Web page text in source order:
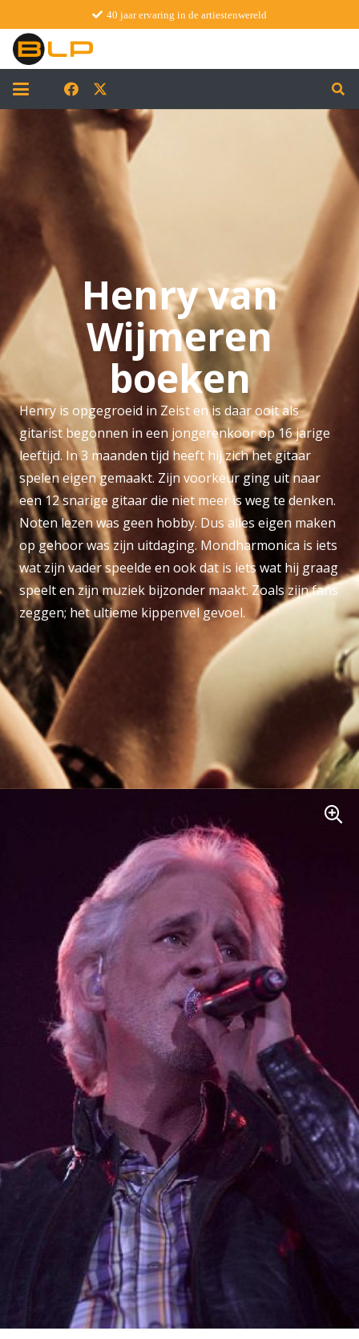
40 jaar ervaring in de artiestenwereld
Henry van
Wijmeren
boeken
Henry is opgegroeid in Zeist en is daar ooit als
gitarist begonnen in een jongerenkoor op 16 jarige
leeftijd. In 3 maanden tijd heeft hij zich het gitaar
spelen eigen gemaakt. Zijn voorkeur ging uit naar
een 12 snarige gitaar die niet meer is weg te denken.
Noten lezen was geen hobby. Dus alles eigen maken
op gehoor was zijn uitdaging. Mondharmonica is iets
wat zijn vader speelde en ook dat is iets wat hij graag
speelt en zijn muziek bijzonder maakt. Zoals zijn fans
zeggen; het ultieme kippenvel gevoel.